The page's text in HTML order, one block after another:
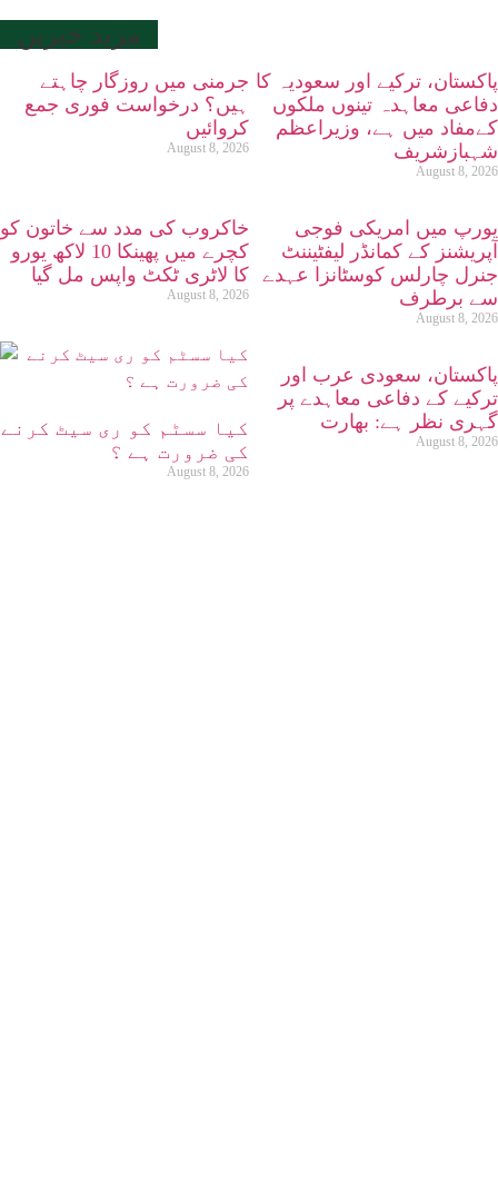
مزید خبریں
جرمنی میں روزگار چاہتے
ہیں؟ درخواست فوری جمع
کروائیں
August 8, 2026
پاکستان، ترکیے اور سعودیہ کا
دفاعی معاہدہ تینوں ملکوں
کےمفاد میں ہے، وزیراعظم
شہبازشریف
August 8, 2026
خاکروب کی مدد سے خاتون کو
کچرے میں پھینکا 10 لاکھ یورو
کا لاٹری ٹکٹ واپس مل گیا
August 8, 2026
یورپ میں امریکی فوجی
آپریشنز کے کمانڈر لیفٹیننٹ
جنرل چارلس کوسٹانزا عہدے
سے برطرف
August 8, 2026
کیا سسٹم کو ری سیٹ کرنے
کی ضرورت ہے ؟
August 8, 2026
پاکستان، سعودی عرب اور
ترکیے کے دفاعی معاہدے پر
گہری نظر ہے: بھارت
August 8, 2026